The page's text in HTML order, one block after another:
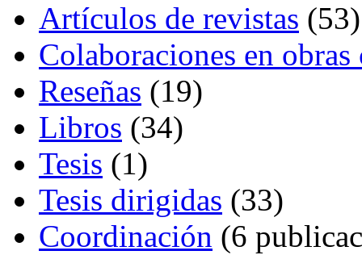
Artículos de revistas (53)
Colaboraciones en
Reseñas (19)
Libros (34)
Tesis (1)
Tesis dirigidas (33)
Coordinación (6